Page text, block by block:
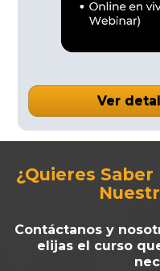
Ver
¿Quieres
Contáctanos y
elijas el curso